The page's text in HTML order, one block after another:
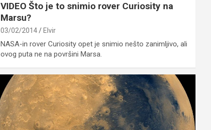
VIDEO Što je to snimio rover Curiosity na
Marsu?
03/02/2014 Elvir
NASA-in rover Curiosity opet je snimio nešto zanimljivo, ali
ovog puta ne na površini Marsa.